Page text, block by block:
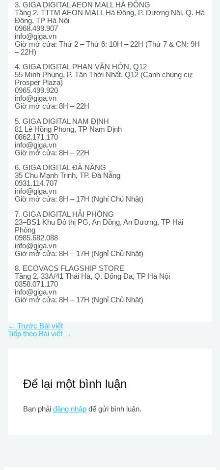
3. GIGA DIGITAL AEON MALL HÀ ĐÔNG
Tầng 2, TTTM AEON MALL Hà Đông, P. Dương Nội, Q. Hà
Đông, TP Hà Nội
0968.499.907
info@giga.vn
Giờ mở cửa: Thứ 2 – Thứ 6: 10H – 22H (Thứ 7 & CN: 9H
– 22H)
4. GIGA DIGITAL PHAN VĂN HỚN, Q12
55 Minh Phụng, P. Tân Thới Nhất, Q12 (Cạnh chung cư
Prosper Plaza)
0965.499.920
info@giga.vn
Giờ mở cửa: 8H – 22H
5. GIGA DIGITAL NAM ĐỊNH
81 Lê Hồng Phong, TP Nam Định
0862.171.170
info@giga.vn
Giờ mở cửa: 8H – 22H
6. GIGA DIGITAL ĐÀ NẴNG
35 Chu Mạnh Trinh, TP. Đà Nẵng
0931.114.707
info@giga.vn
Giờ mở cửa: 8H – 17H (Nghỉ Chủ Nhật)
7. GIGA DIGITAL HẢI PHÒNG
23–BS1 Khu Đô thị PG, An Đồng, An Dương, TP Hải
Phòng
0985.682.088
info@giga.vn
Giờ mở cửa: 8H – 17H (Nghỉ Chủ Nhật)
8. ECOVACS FLAGSHIP STORE
Tầng 2, 33A/41 Thái Hà, Q. Đống Đa, TP Hà Nội
0358.071.170
info@giga.vn
Giờ mở cửa: 8H – 17H (Nghỉ Chủ Nhật)
← Trước Bài viết
Tiếp theo Bài viết →
Để lại một bình luận
Bạn phảiđăng nhập để gửi bình luận.